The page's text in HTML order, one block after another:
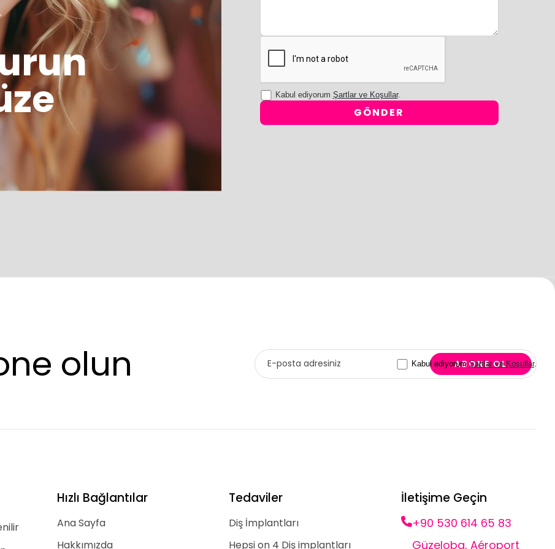
Kabul ediyorum Şartlar ve Koşullar.
olun Kabul ediyorum Şartlar ve Koşullar.
Hızlı Bağlantılar
Ana Sayfa
Hakkımızda
Tedaviler
Diş İmplantları
Hepsi on 4 Diş implantları
İletişime Geçin
+90 530 614 65 83
Güzeloba, Aéroport